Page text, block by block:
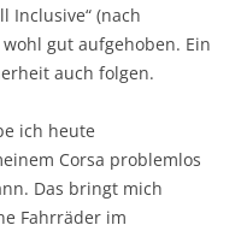
Inclusive“ (nach
gut aufgehoben. Ein
auch folgen.
ich heute
Corsa problemlos
Das bringt mich
Fahrräder im